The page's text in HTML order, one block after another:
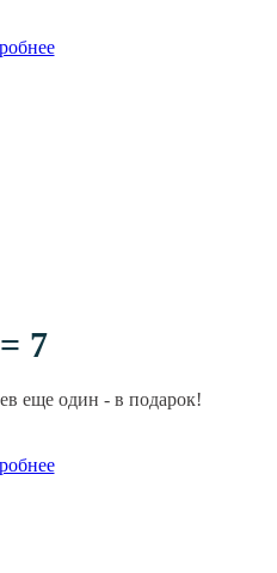
7
еще один - в подарок!